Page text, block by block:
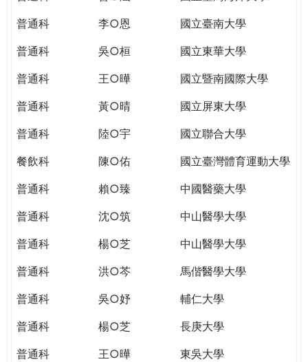
WORLD
TOMORROW
YOU
THE
PATH
GLOBAL
普通科
李○恩
國立臺南大學
普通科
吳○桓
國立東華大學
普通科
王○曄
國立暨南國際大學
普通科
黃○晴
國立屏東大學
普通科
陸○宇
國立聯合大學
餐飲科
陳○佑
國立臺灣體育運動大學
普通科
賴○臻
中國醫藥大學
普通科
沈○筑
中山醫學大學
普通科
楊○芝
中山醫學大學
普通科
洪○芩
馬偕醫學大學
普通科
吳○妤
輔仁大學
普通科
楊○芝
長庚大學
普通科
王○曄
東吳大學